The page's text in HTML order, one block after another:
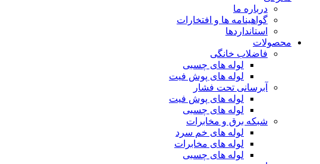
درباره ما
گواهینامه ها و افتخارات
استانداردها
محصولات
فاضلاب خانگی
لوله های چسبی
لوله های پوش فیت
آبرسانی تحت فشار
لوله های پوش فیت
لوله های چسبی
شبکه برق و مخابرات
لوله های خم سرد
لوله های مخابرات
لوله های چسبی